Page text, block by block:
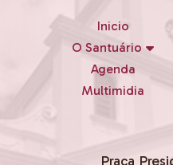
Inicio
O Santuário
Agenda
Multimidia
Praça